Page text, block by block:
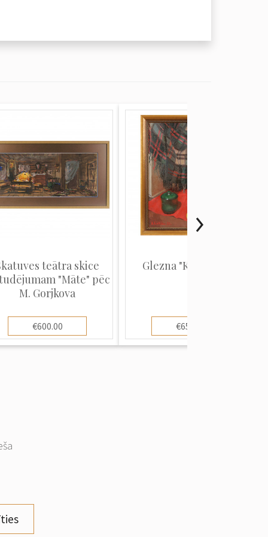
teātra skice
"Māte" pēc
M. Gorjkova
€600.00
Glezna "Klusā daba"
€650.00